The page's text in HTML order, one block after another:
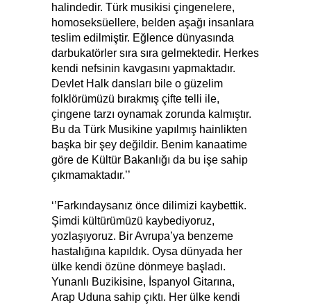
halindedir. Türk musikisi çingenelere,
homoseksüellere, belden aşağı insanlara
teslim edilmiştir. Eğlence dünyasında
darbukatörler sıra sıra gelmektedir. Herkes
kendi nefsinin kavgasını yapmaktadır.
Devlet Halk dansları bile o güzelim
folklörümüzü bırakmış çifte telli ile,
çingene tarzı oynamak zorunda kalmıştır.
Bu da Türk Musikine yapılmış hainlikten
başka bir şey değildir. Benim kanaatime
göre de Kültür Bakanlığı da bu işe sahip
çıkmamaktadır.’’
‘’Farkındaysanız önce dilimizi kaybettik.
Şimdi kültürümüzü kaybediyoruz,
yozlaşıyoruz. Bir Avrupa’ya benzeme
hastalığına kapıldık. Oysa dünyada her
ülke kendi özüne dönmeye başladı.
Yunanlı Buzikisine, İspanyol Gitarına,
Arap Uduna sahip çıktı. Her ülke kendi